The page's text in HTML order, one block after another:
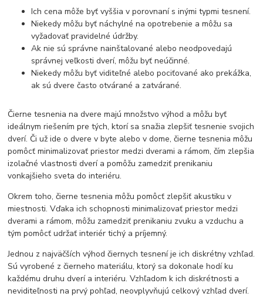
Ich cena môže byť vyššia v porovnaní s inými typmi tesnení.
Niekedy môžu byť náchylné na opotrebenie a môžu sa
vyžadovať pravidelné údržby.
Ak nie sú správne nainštalované alebo neodpovedajú
správnej veľkosti dverí, môžu byť neúčinné.
Niekedy môžu byť viditeľné alebo pociťované ako prekážka,
ak sú dvere často otvárané a zatvárané.
Čierne tesnenia na dvere majú množstvo výhod a môžu byť
ideálnym riešením pre tých, ktorí sa snažia zlepšiť tesnenie svojich
dverí. Či už ide o dvere v byte alebo v dome, čierne tesnenia môžu
pomôcť minimalizovať priestor medzi dverami a rámom, čím zlepšia
izolačné vlastnosti dverí a pomôžu zamedziť prenikaniu
vonkajšieho sveta do interiéru.
Okrem toho, čierne tesnenia môžu pomôcť zlepšiť akustiku v
miestnosti. Vďaka ich schopnosti minimalizovať priestor medzi
dverami a rámom, môžu zamedziť prenikaniu zvuku a vzduchu a
tým pomôcť udržať interiér tichý a príjemný.
Jednou z najväčších výhod čiernych tesnení je ich diskrétny vzhľad.
Sú vyrobené z čierneho materiálu, ktorý sa dokonale hodí ku
každému druhu dverí a interiéru. Vzhľadom k ich diskrétnosti a
neviditeľnosti na prvý pohľad, neovplyvňujú celkový vzhľad dverí.